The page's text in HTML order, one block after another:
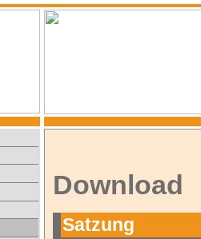
Download
Satzung